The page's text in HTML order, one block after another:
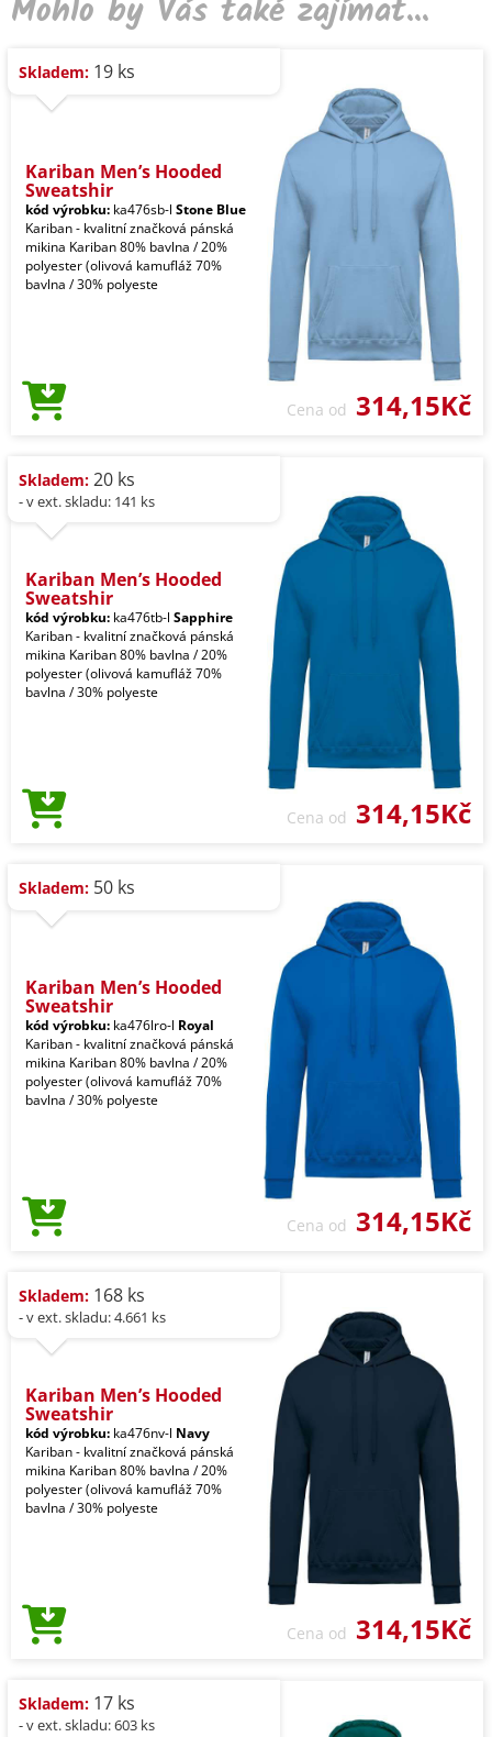
Mohlo by Vás také zajímat...
Skladem: 19 ks
Kariban Men’s Hooded
Sweatshir
kód výrobku: ka476sb-l Stone Blue
Kariban - kvalitní značková pánská
mikina Kariban 80% bavlna / 20%
polyester (olivová kamufláž 70%
bavlna / 30% polyeste
Cena od 314,15Kč
Skladem: 20 ks
- v ext. skladu: 141 ks
Kariban Men’s Hooded
Sweatshir
kód výrobku: ka476tb-l Sapphire
Kariban - kvalitní značková pánská
mikina Kariban 80% bavlna / 20%
polyester (olivová kamufláž 70%
bavlna / 30% polyeste
Cena od 314,15Kč
Skladem: 50 ks
Kariban Men’s Hooded
Sweatshir
kód výrobku: ka476lro-l Royal
Kariban - kvalitní značková pánská
mikina Kariban 80% bavlna / 20%
polyester (olivová kamufláž 70%
bavlna / 30% polyeste
Cena od 314,15Kč
Skladem: 168 ks
- v ext. skladu: 4.661 ks
Kariban Men’s Hooded
Sweatshir
kód výrobku: ka476nv-l Navy
Kariban - kvalitní značková pánská
mikina Kariban 80% bavlna / 20%
polyester (olivová kamufláž 70%
bavlna / 30% polyeste
Cena od 314,15Kč
Skladem: 17 ks
- v ext. skladu: 603 ks